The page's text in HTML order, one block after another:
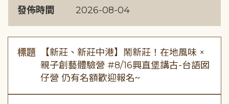
發佈時間 2026-08-04
標題
【新莊、新莊中港】鬧新莊！在地風味 ×
親子創藝體驗營 #8/16興直堡講古-台語囡
仔營 仍有名額歡迎報名~